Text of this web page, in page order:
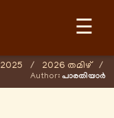
☰
2025 / 2026 തമിഴ്
/
Author: പാരതിയാർ